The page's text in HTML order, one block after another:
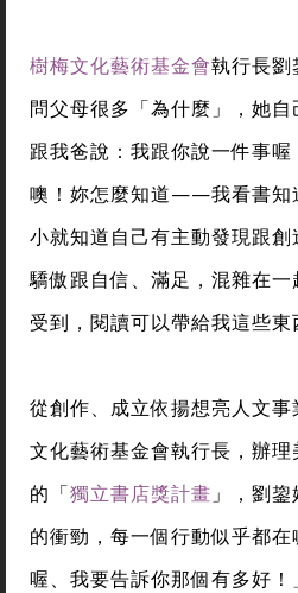
樹梅文化藝術基金會執行長劉
問父母很多「為什麼」，她
跟我爸說：我跟你說一件事喔
噢！妳怎麼知道——我看書知
小就知道自己有主動發現跟
驕傲跟自信、滿足，混雜在
受到，閱讀可以帶給我這些東
從創作、成立依揚想亮人文
文化藝術基金會執行長，辦
的「獨立書店獎計畫 」，劉
的衝勁，每一個行動似乎都
喔、我要告訴你那個有多好！